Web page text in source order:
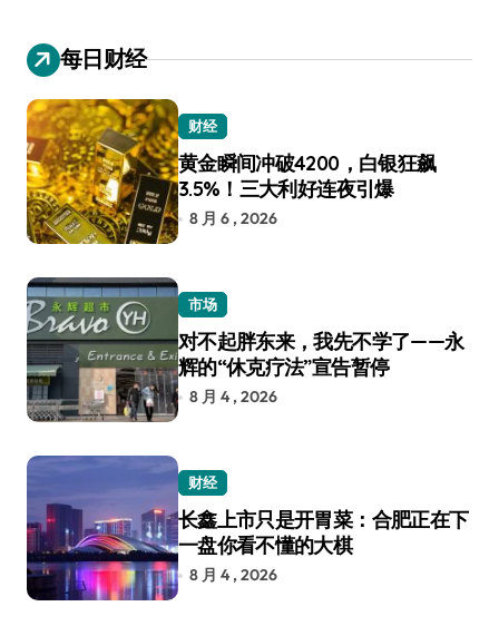
每日财经
财经
黄金瞬间冲破4200，白银狂飙
3.5%！三大利好连夜引爆
8 月 6 , 2026
市场
对不起胖东来，我先不学了——永
辉的“休克疗法”宣告暂停
8 月 4 , 2026
财经
长鑫上市只是开胃菜：合肥正在下
一盘你看不懂的大棋
8 月 4 , 2026